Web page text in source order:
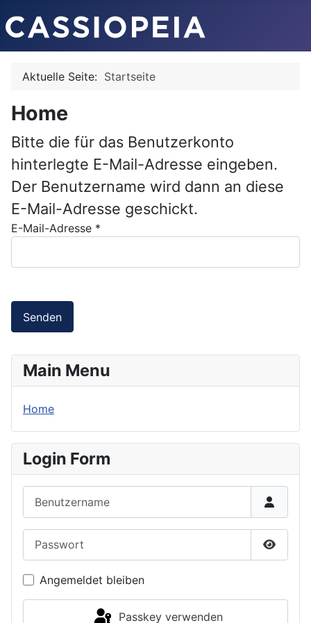
Aktuelle Seite: Startseite
Home
Bitte die für das Benutzerkonto
hinterlegte E-Mail-Adresse eingeben.
Der Benutzername wird dann an diese
E-Mail-Adresse geschickt.
E-Mail-Adresse *
Senden
Main Menu
Home
Login Form
Angemeldet bleiben
Passkey verwenden